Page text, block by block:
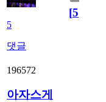
5
댓글
[5]
196572
아자스게